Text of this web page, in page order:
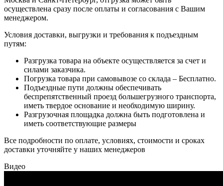
осуществлена сразу после оплаты и согласования с Вашим
менеджером.
Условия доставки, выгрузки и требования к подъездным
путям:
Разгрузка товара на объекте осуществляется за счет и
силами заказчика.
Погрузка товара при самовывозе со склада – Бесплатно.
Подъездные пути должны обеспечивать
беспрепятственный проезд большегрузного транспорта,
иметь твердое основание и необходимую ширину.
Разгрузочная площадка должна быть подготовлена и
иметь соответствующие размеры
Все подробности по оплате, условиях, стоимости и сроках
доставки уточняйте у наших менеджеров
Видео